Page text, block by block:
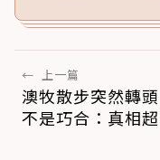
← 上一篇
澳牧散步突然轉
不是巧合：真相